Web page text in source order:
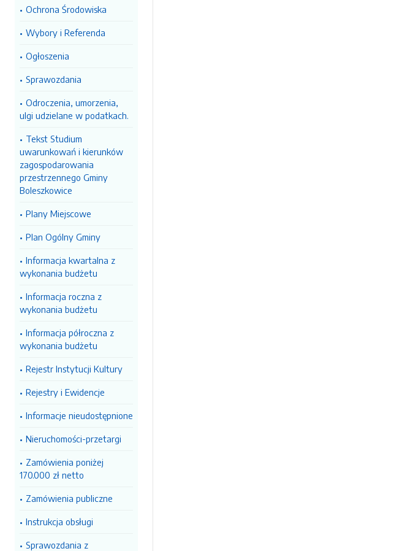
Ochrona Środowiska
Wybory i Referenda
Ogłoszenia
Sprawozdania
Odroczenia, umorzenia,
ulgi udzielane w podatkach.
Tekst Studium
uwarunkowań i kierunków
zagospodarowania
przestrzennego Gminy
Boleszkowice
Plany Miejscowe
Plan Ogólny Gminy
Informacja kwartalna z
wykonania budżetu
Informacja roczna z
wykonania budżetu
Informacja półroczna z
wykonania budżetu
Rejestr Instytucji Kultury
Rejestry i Ewidencje
Informacje nieudostępnione
Nieruchomości-przetargi
Zamówienia poniżej
170.000 zł netto
Zamówienia publiczne
Instrukcja obsługi
Sprawozdania z